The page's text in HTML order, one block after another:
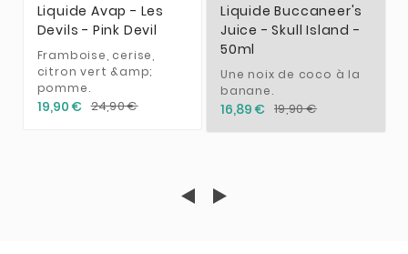
Liquide Avap - Les
Devils - Pink Devil
Framboise, cerise,
citron vert &amp;
pomme.
19,90 € 24,90 €
Liquide Buccaneer's
Juice - Skull Island -
50ml
Une noix de coco à la
banane.
16,89 € 19,90 €